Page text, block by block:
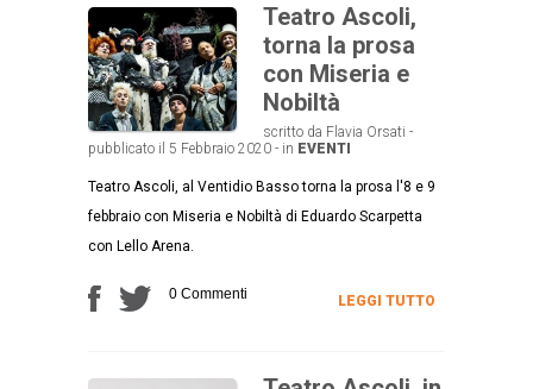
Teatro Ascoli,
torna la prosa
con Miseria e
Nobiltà
scritto da Flavia Orsati -
pubblicato il 5 Febbraio 2020 - in EVENTI
Teatro Ascoli, al Ventidio Basso torna la prosa l'8 e 9
febbraio con Miseria e Nobiltà di Eduardo Scarpetta
con Lello Arena.
0 Commenti LEGGI TUTTO